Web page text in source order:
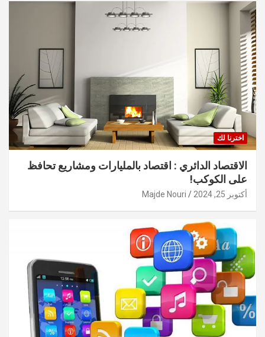
اخترنا لك
الاقتصاد الدائري : اقتصاد بالمليارات ومشاريع تحافظ
على الكوكب!
أكتوبر 25, 2024 Majde Nouri